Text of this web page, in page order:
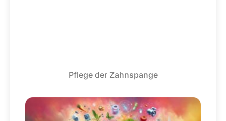
Pflege der Zahnspange